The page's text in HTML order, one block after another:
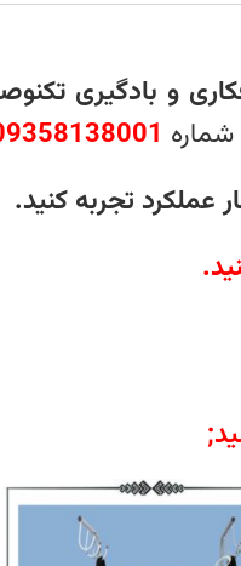
بادگیری تکنوصاف
عملکرد تجربه کنید.
.